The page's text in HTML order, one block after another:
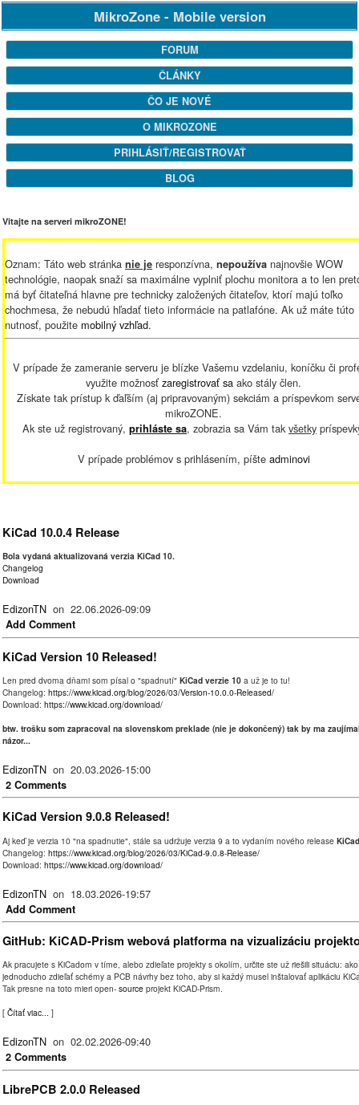
MikroZone - Mobile version
FORUM
ČLÁNKY
ČO JE NOVÉ
O MIKROZONE
PRIHLÁSIŤ/REGISTROVAŤ
BLOG
Vitajte na serveri mikroZONE!
Oznam: Táto web stránka nie je responzívna, nepoužíva najnovšie WOW
technológie, naopak snaží sa maximálne vyplniť plochu monitora a to len
má byť čitateľná hlavne pre technicky založených čitateľov, ktorí majú toľko
chochmesa, že nebudú hľadať tieto informácie na patlafóne. Ak už máte túto
nutnosť, použite mobilný vzhľad.
V prípade že zameranie serveru je blízke Vašemu vzdelaniu, koníčku či
využite možnosť zaregistrovať sa ako stály člen.
Získate tak prístup k ďaľším (aj pripravovaným) sekciám a príspevkom
mikroZONE.
Ak ste už registrovaný, prihláste sa, zobrazia sa Vám takvšetky
V prípade problémov s prihlásením, píšte adminovi
KiCad 10.0.4 Release
Bola vydaná aktualizovaná verzia KiCad 10.
Changelog
Download
EdizonTN on 22.06.2026-09:09
Add Comment
KiCad Version 10 Released!
Len pred dvoma dňami som písal o "spadnutí" KiCad verzie 10 a už je to tu!
Changelog: https://www.kicad.org/blog/2026/03/Version-10.0.0-Released/
Download: https://www.kicad.org/download/
btw. trošku som zapracoval na slovenskom preklade (nie je dokončený) tak by ma
názor...
EdizonTN on 20.03.2026-15:00
2 Comments
KiCad Version 9.0.8 Released!
Aj keď je verzia 10 "na spadnutie", stále sa udržuje verzia 9 a to vydaním nového release
Changelog: https://www.kicad.org/blog/2026/03/KiCad-9.0.8-Release/
Download: https://www.kicad.org/download/
EdizonTN on 18.03.2026-19:57
Add Comment
GitHub: KiCAD-Prism webová platforma na vizualizáciu
Ak pracujete s KiCadom v tíme, alebo zdieľate projekty s okolím, určite ste už riešili situáciu: ako
jednoducho zdieľať schémy a PCB návrhy bez toho, aby si každý musel inštalovať aplikáciu
Tak presne na toto mieri open- source projekt KiCAD-Prism.
[ Čítať viac... ]
EdizonTN on 02.02.2026-09:40
2 Comments
LibrePCB 2.0.0 Released